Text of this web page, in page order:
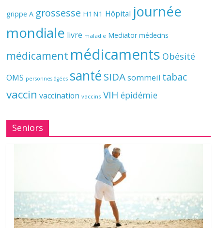
grippe A grossesse H1N1 Hôpital journée
mondiale livre maladie Mediator médecins
médicament médicaments Obésité
OMS personnes âgées santé SIDAsommeil tabac
vaccin vaccination vaccins VIH épidémie
Seniors